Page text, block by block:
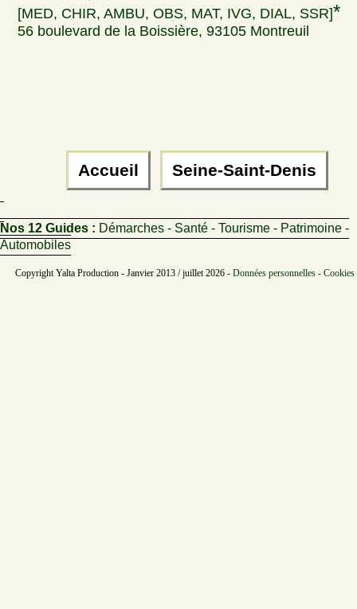
[MED, CHIR, AMBU, OBS, MAT, IVG, DIAL, SSR]*
56 boulevard de la Boissière, 93105 Montreuil
Accueil Seine-Saint-Denis
Nos 12 Guides : Démarches - Santé - Tourisme - Patrimoine -
Automobiles
Copyright Yalta Production - Janvier 2013 / juillet 2026 - Données personnelles -